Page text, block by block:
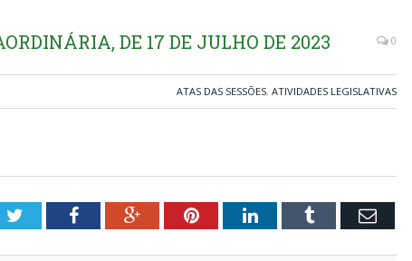
DE 17 DE JULHO DE 2023 0
ATAS DAS SESSÕES, ATIVIDADES LEGISLATIVAS
TwitterFacebookGoogle+PinterestLinkedInTumblr Email